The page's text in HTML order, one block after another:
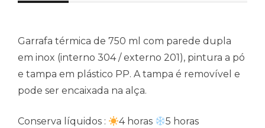
Garrafa térmica de 750 ml com parede dupla
em inox (interno 304 / externo 201), pintura a pó
e tampa em plástico PP. A tampa é removível e
pode ser encaixada na alça.
Conserva líquidos : 4 horas 5 horas